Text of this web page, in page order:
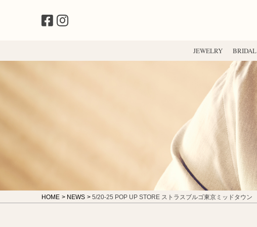
JEWELRY BRIDAL
HOME NEWS 5/20‐25 POP UP STORE ストラスブルゴ東京ミッドタウン